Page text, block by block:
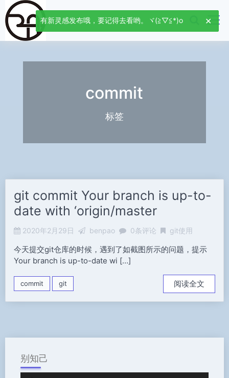
commit
标签
git commit Your branch is up-to-
date with ‘origin/master
2020年2月29日 benpao 0条评论 git使用
今天提交git仓库的时候，遇到了如截图所示的问题，提示
Your branch is up-to-date wi […]
commit git 阅读全文
别知己
有新灵感发布哦，要记得去看哟。ヾ(≧▽≦*)o